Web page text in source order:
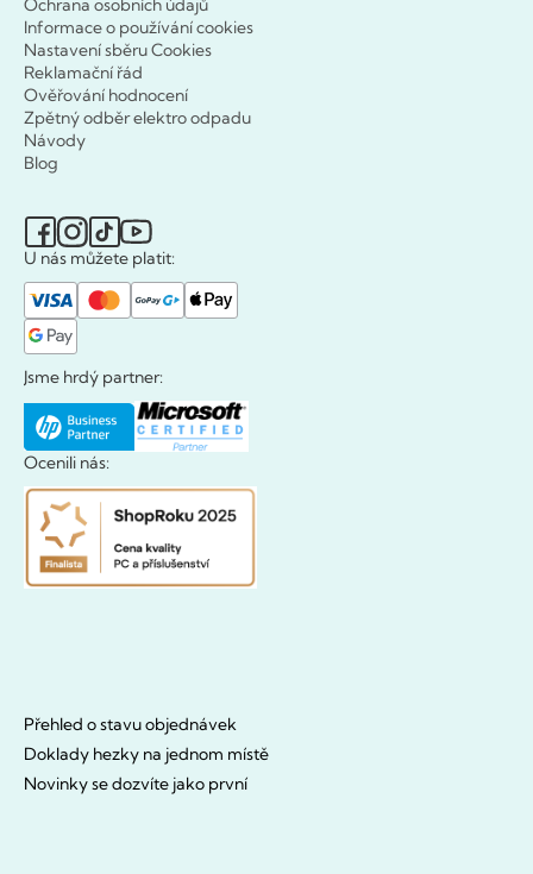
Ochrana osobních údajů
Informace o používání cookies
Nastavení sběru Cookies
Reklamační řád
Ověřování hodnocení
Zpětný odběr elektro odpadu
Návody
Blog
U nás můžete platit:
Jsme hrdý partner:
Ocenili nás:
Přehled o stavu objednávek
Doklady hezky na jednom místě
Novinky se dozvíte jako první